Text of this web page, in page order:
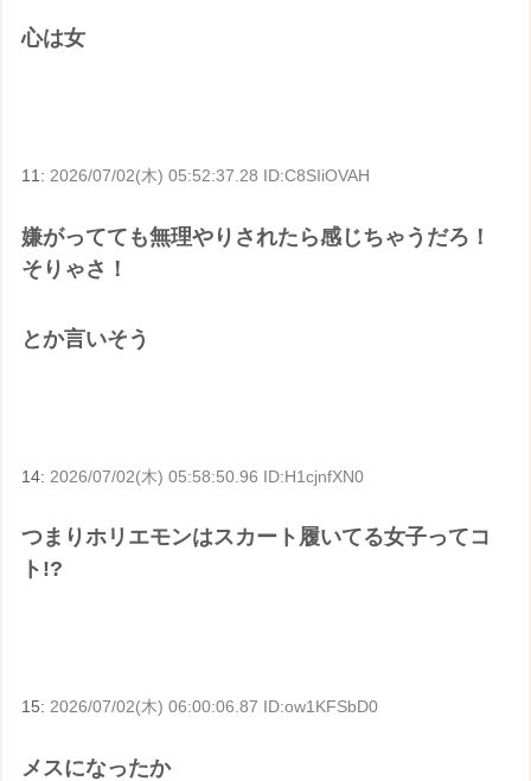
心は女
11:2026/07/02(木) 05:52:37.28 ID:C8SIiOVAH
嫌がってても無理やりされたら感じちゃうだろ！
そりゃさ！
とか言いそう
14: 2026/07/02(木) 05:58:50.96 ID:H1cjnfXN0
つまりホリエモンはスカート履いてる女子ってコ
ト!?
15:2026/07/02(木) 06:00:06.87 ID:ow1KFSbD0
メスになったか